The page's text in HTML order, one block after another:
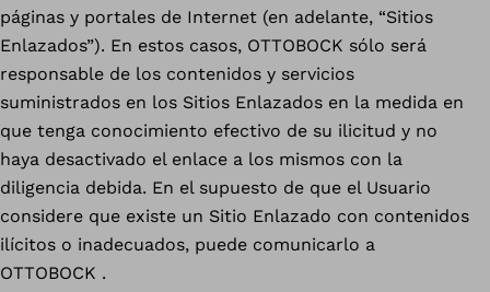
páginas y portales de Internet (en adelante, “Sitios
Enlazados”). En estos casos, OTTOBOCK sólo será
responsable de los contenidos y servicios
suministrados en los Sitios Enlazados en la medida en
que tenga conocimiento efectivo de su ilicitud y no
haya desactivado el enlace a los mismos con la
diligencia debida. En el supuesto de que el Usuario
considere que existe un Sitio Enlazado con contenidos
ilícitos o inadecuados, puede comunicarlo a
OTTOBOCK .